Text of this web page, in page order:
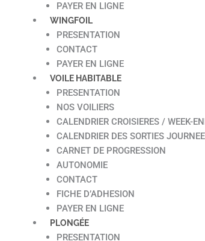
PAYER EN LIGNE
WINGFOIL
PRESENTATION
CONTACT
PAYER EN LIGNE
VOILE HABITABLE
PRESENTATION
NOS VOILIERS
CALENDRIER CROISIERES / WEEK-
CALENDRIER DES SORTIES
CARNET DE PROGRESSION
AUTONOMIE
CONTACT
FICHE D’ADHESION
PAYER EN LIGNE
PLONGÉE
PRESENTATION